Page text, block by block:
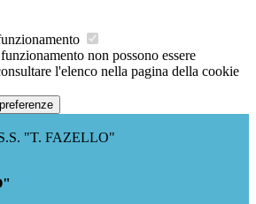
non possono essere
l'elenco nella pagina della cookie
"T. FAZELLO"